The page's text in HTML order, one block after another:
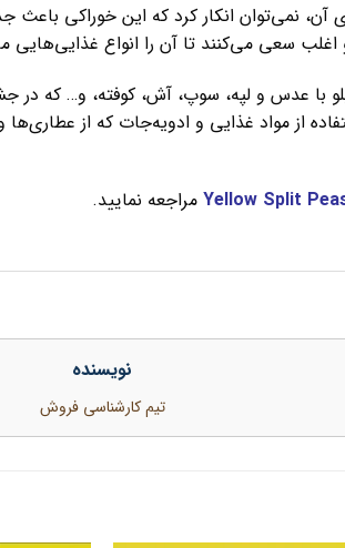
آن، نمی‌توان انکار کرد که این خوراکی
سعی می‌کنند تا آن را انواع غذایی‌هایی
با عدس و لپه، سوپ، آش، کوفته، و… که
از مواد غذایی و ادویه‌جات که از
Yellow Split مراجعه نمایید.
نویسنده
تیم کارشناسی فروش